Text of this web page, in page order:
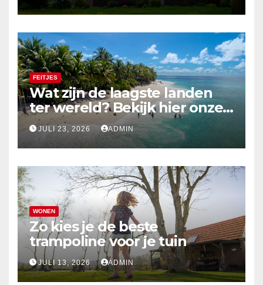
FEITJES
Wat zijn de laagste landen
ter wereld? Bekijk hier onze
top 10
JULI 23, 2026 ADMIN
WONEN
Zo kies je de beste
trampoline voor je tuin
JULI 13, 2026 ADMIN